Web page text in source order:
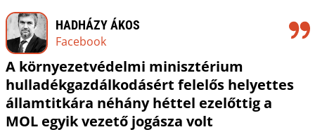
HADHÁZY ÁKOS
Facebook
A környezetvédelmi minisztérium
hulladékgazdálkodásért felelős helyettes
államtitkára néhány héttel ezelőttig a
MOL egyik vezető jogásza volt